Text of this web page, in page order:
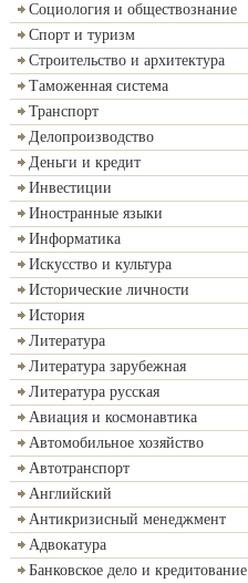
Социология и обществознание
Спорт и туризм
Строительство и архитектура
Таможенная система
Транспорт
Делопроизводство
Деньги и кредит
Инвестиции
Иностранные языки
Информатика
Искусство и культура
Исторические личности
История
Литература
Литература зарубежная
Литература русская
Авиация и космонавтика
Автомобильное хозяйство
Автотранспорт
Английский
Антикризисный менеджмент
Адвокатура
Банковское дело и кредитование